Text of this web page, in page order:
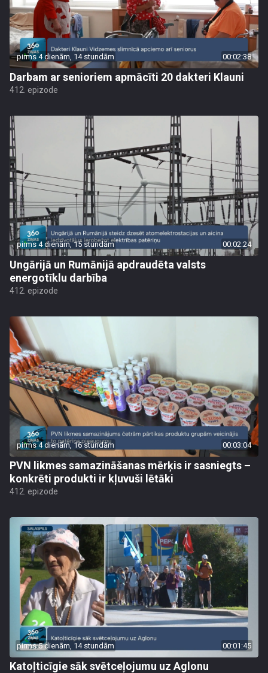
pirms 4 dienām, 14 stundām 00:02:38
Darbam ar senioriem apmācīti 20 dakteri Klauni
412. epizode
pirms 4 dienām, 15 stundām 00:02:24
Ungārijā un Rumānijā apdraudēta valsts
energotīklu darbība
412. epizode
pirms 4 dienām, 16 stundām 00:03:04
PVN likmes samazināšanas mērķis ir sasniegts –
konkrēti produkti ir kļuvuši lētāki
412. epizode
pirms 5 dienām, 14 stundām 00:01:45
Katoļticīgie sāk svētceļojumu uz Aglonu